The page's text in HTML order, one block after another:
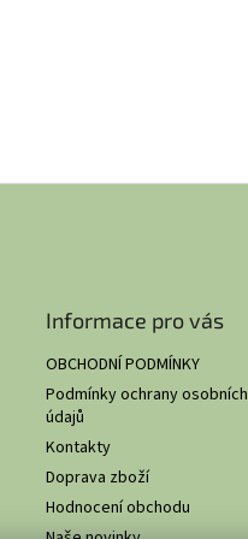
Informace pro vás
OBCHODNÍ PODMÍNKY
Podmínky ochrany osobních
údajů
Kontakty
Doprava zboží
Hodnocení obchodu